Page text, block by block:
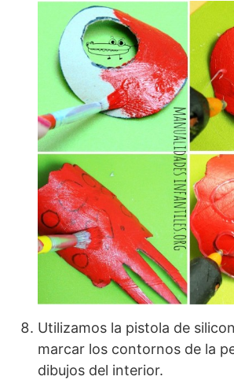
Utilizamos la pistola de
marcar los contornos de la
dibujos del interior.